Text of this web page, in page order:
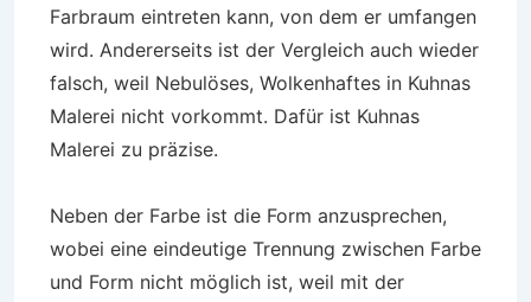
Farbraum eintreten kann, von dem er umfangen
wird. Andererseits ist der Vergleich auch wieder
falsch, weil Nebulöses, Wolkenhaftes in Kuhnas
Malerei nicht vorkommt. Dafür ist Kuhnas
Malerei zu präzise.
Neben der Farbe ist die Form anzusprechen,
wobei eine eindeutige Trennung zwischen Farbe
und Form nicht möglich ist, weil mit der